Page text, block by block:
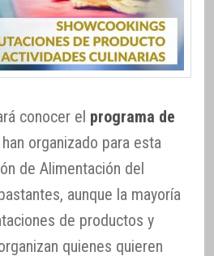
conocer el programa de
organizado para esta
de Alimentación del
aunque la mayoría
de productos y
quienes quieren